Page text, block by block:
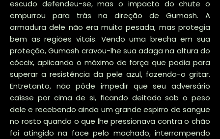
escudo defendeu-se, mas o impacto do chute o
empurrou para trás na direção de Gumash. A
armadura dele não era muito pesada, mas protegia
bem as regiões vitais. Vendo uma brecha em sua
proteção, Gumash cravou-lhe sua adaga na altura do
cóccix, aplicando o máximo de força que podia para
superar a resistência da pele azul, fazendo-o gritar.
Entretanto, não pôde impedir que seu adversário
caísse por cima de si, ficando deitado sob o peso
dele e recebendo ainda um grande espirro de sangue
no rosto quando o que lhe pressionava contra o chão
foi atingido na face pelo machado, interrompendo